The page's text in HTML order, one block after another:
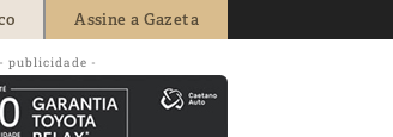
Assine a Gazeta
- publicidade -